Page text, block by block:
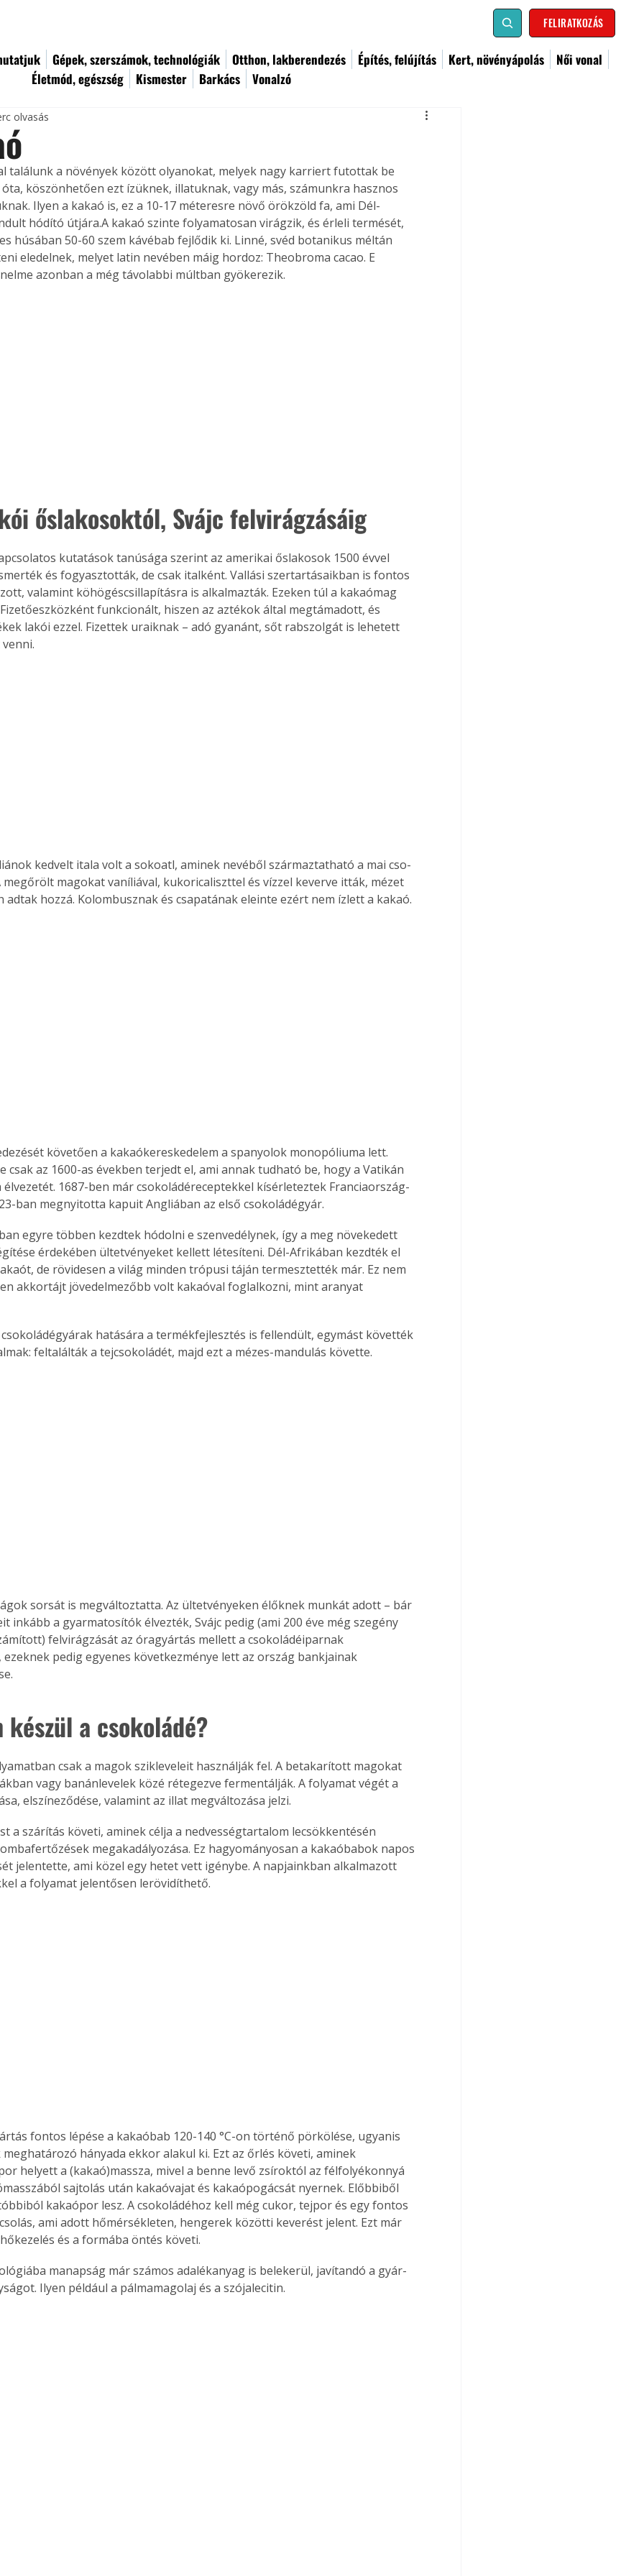
FELIRATKOZÁS
Gépek, szerszámok, technológiák Otthon, lakberendezés Építés, felújítás Kert, növényápolás
Női vonal
Életmód, egészség
Kismester Barkács Vonalzó
az
A
Együtt jobban megéri!
olvasás
találunk a növények között olyanokat, melyek nagy karriert futottak be
köszönhetően ezt ízüknek, illatuknak, vagy más, számunkra hasznos
Ilyen a kakaó is, ez a 10-17 méteresre növő örökzöld fa, ami Dél-
hódító útjára.A kakaó szinte folyamatosan virágzik, és érleli termését,
húsában 50-60 szem kávébab fejlődik ki. Linné, svéd botanikus méltán
eledelnek, melyet latin nevében máig hordoz: Theobroma cacao. E
azonban a még távolabbi múltban gyökerezik.
őslakosoktól, Svájc felvirágzásáig
kutatások tanúsága szerint az amerikai őslakosok 1500 évvel
és fogyasztották, de csak italként. Vallási szertartásaikban is fontos
valamint köhögéscsillapításra is alkalmazták. Ezeken túl a kakaómag
funkcionált, hiszen az aztékok által megtámadott, és
lakói ezzel. Fizettek uraiknak – adó gyanánt, sőt rabszolgát is lehetett
kedvelt itala volt a sokoatl, aminek nevéből származtatható a mai cso­
megőrölt magokat vaníliával, kukoricaliszttel és vízzel keverve itták, mézet
adtak hozzá. Kolombusznak és csapatának eleinte ezért nem ízlett a kakaó.
követően a kakaókereskedelem a spanyolok monopóliuma lett.
csak az 1600-as években terjedt el, ami annak tudható be, hogy a Vatikán
élvezetét. 1687-ben már csokoládéreceptekkel kísérleteztek Franciaország­
ban megnyitotta kapuit Angliában az első csokoládégyár.
egyre többen kezdtek hódolni e szenvedélynek, így a meg növekedett
érdekében ültetvényeket kellett létesíteni. Dél-Afrikában kezdték el
de rövidesen a világ minden trópusi táján termesztették már. Ez nem
akkortájt jövedelmezőbb volt kakaóval foglalkozni, mint aranyat
hatására a termékfejlesztés is fellendült, egymást követték
feltalálták a tejcsokoládét, majd ezt a mézes-mandulás követte.
sorsát is megváltoztatta. Az ültetvényeken élőknek munkát adott – bár
inkább a gyarmatosítók élvezték, Svájc pedig (ami 200 éve még szegény
felvirágzását az óragyártás mellett a csokoládéiparnak
pedig egyenes következménye lett az ország bankjainak
készül a csokoládé?
csak a magok szikleveleit használják fel. A betakarított magokat
vagy banánlevelek közé rétegezve fermentálják. A folyamat végét a
elszíneződése, valamint az illat megváltozása jelzi.
a szárítás követi, aminek célja a nedvességtartalom lecsökkentésén
megakadályozása. Ez hagyományosan a kakaóbabok na­pos
jelentette, ami közel egy hetet vett igénybe. A napjainkban alkalmazott
a folyamat jelentősen lerövidíthető.
fontos lépése a kakaóbab 120-140 °C-on történő pörkölése, ugyanis
meghatározó hányada ekkor alakul ki. Ezt az őrlés követi, aminek
helyett a (kakaó)massza, mivel a benne levő zsíroktól az félfolyékonnyá
sajtolás után kakaóvajat és kakaópogácsát nyernek. Előbbiből
kakaópor lesz. A csokoládéhoz kell még cukor, tejpor és egy fontos
ami adott hőmérsékleten, hengerek közötti keverést jelent. Ezt már
és a formába öntés követi.
manapság már számos adalékanyag is belekerül, javítandó a gyár­
Ilyen például a pálmamagolaj és a szójalecitin.